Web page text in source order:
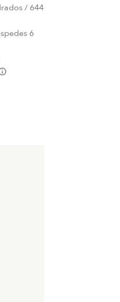
/ 644
6
L:Generic.Info